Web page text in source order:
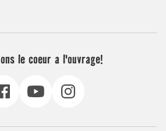
le coeur a l'ouvrage!